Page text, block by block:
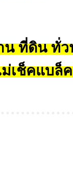
ที่ดิน ทั่ว
ม่เช็คแบล็